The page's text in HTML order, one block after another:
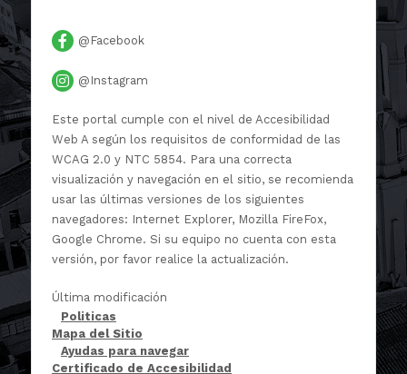
@Facebook
@Instagram
Este portal cumple con el nivel de Accesibilidad
Web A según los requisitos de conformidad de las
WCAG 2.0 y NTC 5854. Para una correcta
visualización y navegación en el sitio, se recomienda
usar las últimas versiones de los siguientes
navegadores: Internet Explorer, Mozilla FireFox,
Google Chrome. Si su equipo no cuenta con esta
versión, por favor realice la actualización.
Última modificación
Politicas
Mapa del Sitio
Ayudas para navegar
Certificado de Accesibilidad